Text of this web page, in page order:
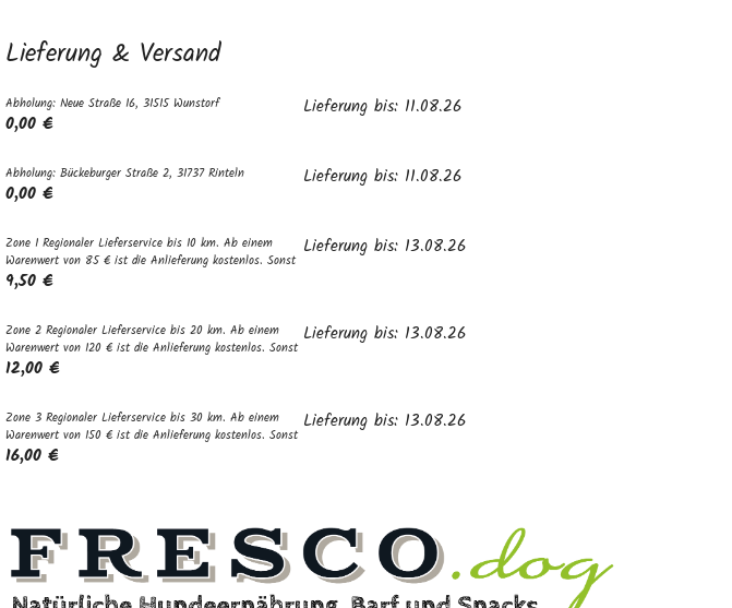
Lieferung & Versand
Abholung: Neue Straße 16, 31515 Wunstorf
0,00 €
Lieferung bis: 11.08.26
Abholung: Bückeburger Straße 2, 31737 Rinteln
0,00 €
Lieferung bis: 11.08.26
Zone 1 Regionaler Lieferservice bis 10 km. Ab einem
Warenwert von 85 € ist die Anlieferung kostenlos. Sonst
9,50 €
Lieferung bis: 13.08.26
Zone 2 Regionaler Lieferservice bis 20 km. Ab einem
Warenwert von 120 € ist die Anlieferung kostenlos. Sonst
12,00 €
Lieferung bis: 13.08.26
Zone 3 Regionaler Lieferservice bis 30 km. Ab einem
Warenwert von 150 € ist die Anlieferung kostenlos. Sonst
16,00 €
Lieferung bis: 13.08.26